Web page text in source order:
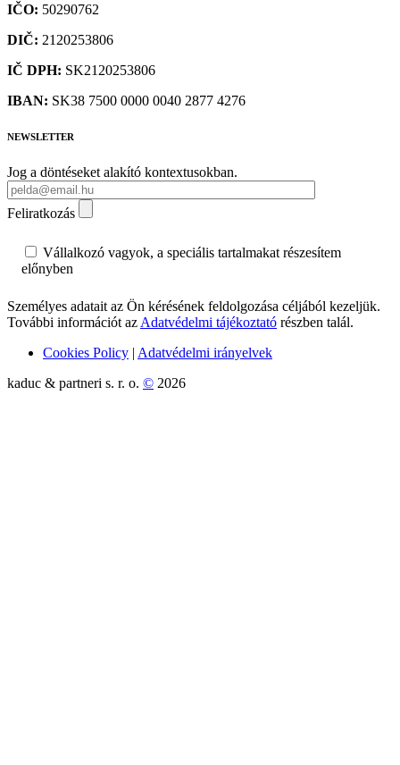
IČO: 50290762
DIČ: 2120253806
IČ DPH: SK2120253806
IBAN: SK38 7500 0000 0040 2877 4276
NEWSLETTER
Jog a döntéseket alakító kontextusokban.
Feliratkozás
Vállalkozó vagyok, a speciális tartalmakat részesítem
előnyben
Személyes adatait az Ön kérésének feldolgozása céljából kezeljük.
További információt az Adatvédelmi tájékoztató részben talál.
Cookies Policy | Adatvédelmi irányelvek
kaduc & partneri s. r. o. © 2026